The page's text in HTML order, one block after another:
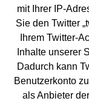
mit Ihrer IP-
Sie den Twitter
Ihrem Twitter-
Inhalte unserer
Dadurch kann
Benutzerkonto
als Anbieter